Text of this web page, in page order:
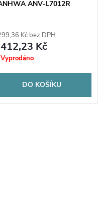
ANV-L7012R
Kč bez DPH
Kč
Vyprodáno
DO KOŠÍKU